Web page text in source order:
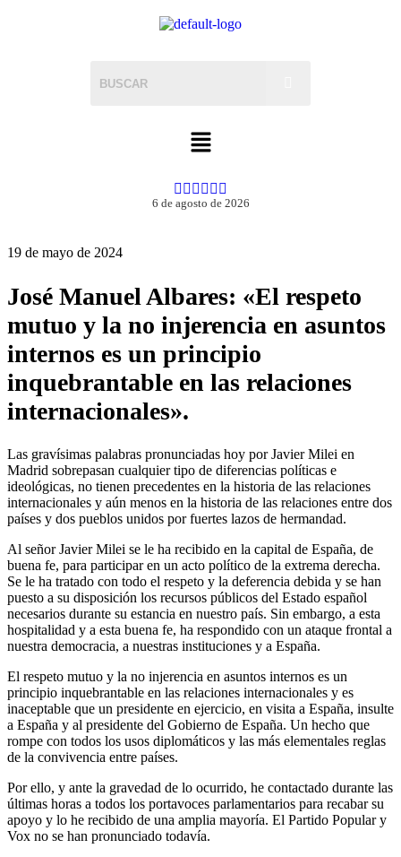
6 de agosto de 2026
19 de mayo de 2024
José Manuel Albares: «El respeto
mutuo y la no injerencia en asuntos
internos es un principio
inquebrantable en las relaciones
internacionales».
Las gravísimas palabras pronunciadas hoy por Javier Milei en
Madrid sobrepasan cualquier tipo de diferencias políticas e
ideológicas, no tienen precedentes en la historia de las relaciones
internacionales y aún menos en la historia de las relaciones entre dos
países y dos pueblos unidos por fuertes lazos de hermandad.
Al señor Javier Milei se le ha recibido en la capital de España, de
buena fe, para participar en un acto político de la extrema derecha.
Se le ha tratado con todo el respeto y la deferencia debida y se han
puesto a su disposición los recursos públicos del Estado español
necesarios durante su estancia en nuestro país. Sin embargo, a esta
hospitalidad y a esta buena fe, ha respondido con un ataque frontal a
nuestra democracia, a nuestras instituciones y a España.
El respeto mutuo y la no injerencia en asuntos internos es un
principio inquebrantable en las relaciones internacionales y es
inaceptable que un presidente en ejercicio, en visita a España, insulte
a España y al presidente del Gobierno de España. Un hecho que
rompe con todos los usos diplomáticos y las más elementales reglas
de la convivencia entre países.
Por ello, y ante la gravedad de lo ocurrido, he contactado durante las
últimas horas a todos los portavoces parlamentarios para recabar su
apoyo y lo he recibido de una amplia mayoría. El Partido Popular y
Vox no se han pronunciado todavía.